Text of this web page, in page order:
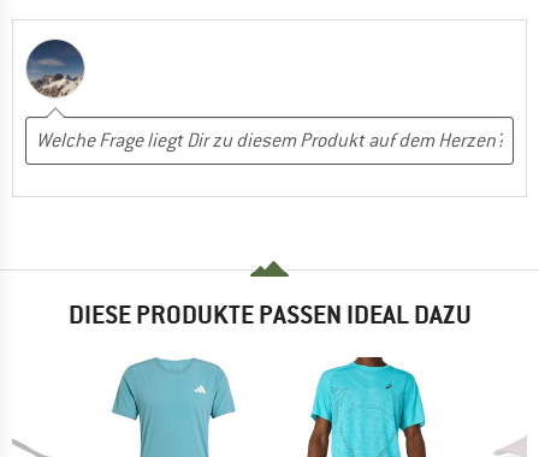
DIESE PRODUKTE PASSEN IDEAL DAZU